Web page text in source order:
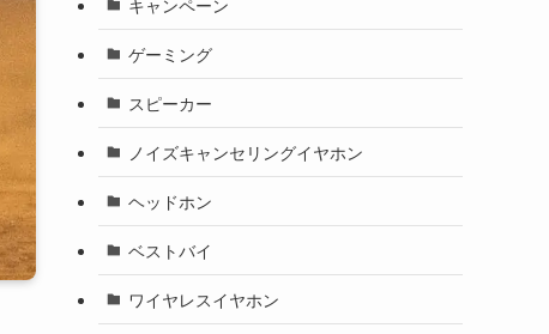
ゲーミング
スピーカー
ノイズキャンセリングイヤホン
ヘッドホン
ベストバイ
ワイヤレスイヤホン